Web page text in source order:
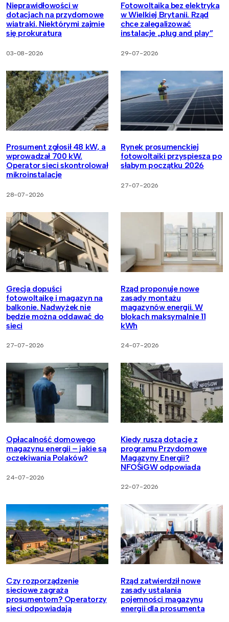
Nieprawidłowości w
dotacjach na przydomowe
wiatraki. Niektórymi zajmie
się prokuratura
03-08-2026
Fotowoltaika bez elektryka
w Wielkiej Brytanii. Rząd
chce zalegalizować
instalacje „plug and play”
29-07-2026
Prosument zgłosił 48 kW, a
wprowadzał 700 kW.
Operator sieci skontrolował
mikroinstalacje
28-07-2026
Rynek prosumenckiej
fotowoltaiki przyspiesza po
słabym początku 2026
27-07-2026
Grecja dopuści
fotowoltaikę i magazyn na
balkonie. Nadwyżek nie
będzie można oddawać do
sieci
27-07-2026
Rząd proponuje nowe
zasady montażu
magazynów energii. W
blokach maksymalnie 11
kWh
24-07-2026
Opłacalność domowego
magazynu energii – jakie są
oczekiwania Polaków?
24-07-2026
Kiedy ruszą dotacje z
programu Przydomowe
Magazyny Energii?
NFOŚiGW odpowiada
22-07-2026
Czy rozporządzenie
sieciowe zagraża
prosumentom? Operatorzy
sieci odpowiadają
Rząd zatwierdził nowe
zasady ustalania
pojemności magazynu
energii dla prosumenta